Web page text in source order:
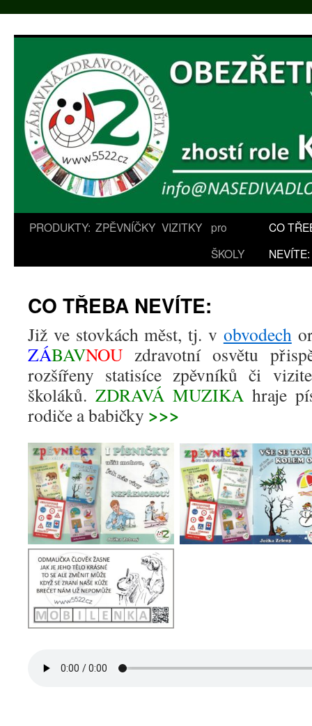
k
PRODUKTY: ZPĚVNÍČKY VIZITKY pro
ŠKOLY
CO
NEVÍTE:
CO TŘEBA NEVÍTE:
Již ve stovkách měst, tj. v obvodech
ZÁBAVNOU zdravotní osvětu
rozšířeny statisíce zpěvníků či
školáků. ZDRAVÁ MUZIKA hraje
rodiče a babičky >>>